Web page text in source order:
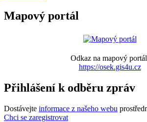
Mapový portál
Odkaz na mapový
https://osek.gis4u.cz
Přihlášení k odběru zpráv
Dostávejte informace z našeho webu
Chci se zaregistrovat